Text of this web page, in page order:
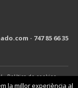
- 747 85 66 35
-Política de cookies-
la millor experiència al